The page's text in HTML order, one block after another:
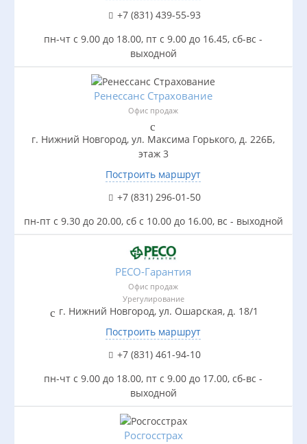
+7 (831) 439-55-93
пн-чт с 9.00 до 18.00, пт с 9.00 до 16.45, сб-вс -
выходной
Ренессанс Страхование
Офис продаж
г. Нижний Новгород, ул. Максима Горького, д. 226Б,
этаж 3
Построить маршрут
+7 (831) 296-01-50
пн-пт с 9.30 до 20.00, сб с 10.00 до 16.00, вс - выходной
РЕСО-Гарантия
Офис продаж
Урегулирование
г. Нижний Новгород, ул. Ошарская, д. 18/1
Построить маршрут
+7 (831) 461-94-10
пн-чт с 9.00 до 18.00, пт с 9.00 до 17.00, сб-вс -
выходной
Росгосстрах